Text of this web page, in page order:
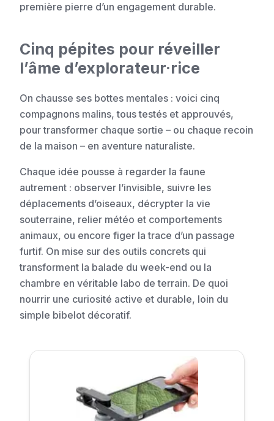
première pierre d’un engagement durable.
Cinq pépites pour réveiller
l’âme d’explorateur·rice
On chausse ses bottes mentales : voici cinq
compagnons malins, tous testés et approuvés,
pour transformer chaque sortie – ou chaque recoin
de la maison – en aventure naturaliste.
Chaque idée pousse à regarder la faune
autrement : observer l’invisible, suivre les
déplacements d’oiseaux, décrypter la vie
souterraine, relier météo et comportements
animaux, ou encore figer la trace d’un passage
furtif. On mise sur des outils concrets qui
transforment la balade du week-end ou la
chambre en véritable labo de terrain. De quoi
nourrir une curiosité active et durable, loin du
simple bibelot décoratif.